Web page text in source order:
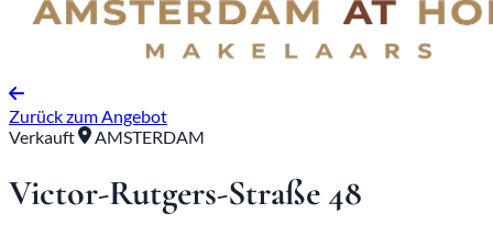
Zurück zum Angebot
Verkauft
AMSTERDAM
Victor-Rutgers-Straße 48